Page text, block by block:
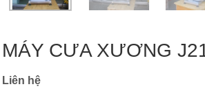
MÁY CƯA XƯƠNG
Liên hệ